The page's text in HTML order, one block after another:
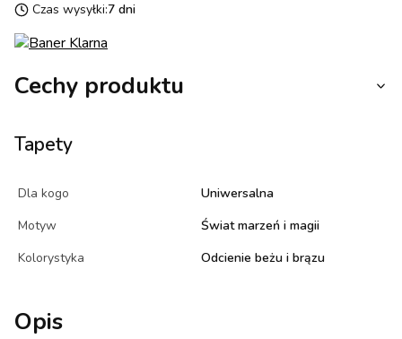
Czas wysyłki:7 dni
Cechy produktu
Tapety
Dla kogo
Uniwersalna
Motyw
Świat marzeń i magii
Kolorystyka
Odcienie beżu i brązu
Opis